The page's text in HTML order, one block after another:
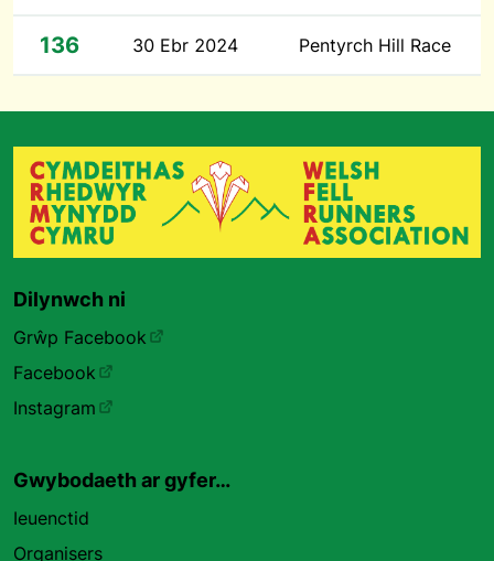
136 30 Ebr 2024 Pentyrch Hill Race
Dilynwch ni
Grŵp Facebook
Facebook
Instagram
Gwybodaeth ar gyfer…
Ieuenctid
Organisers